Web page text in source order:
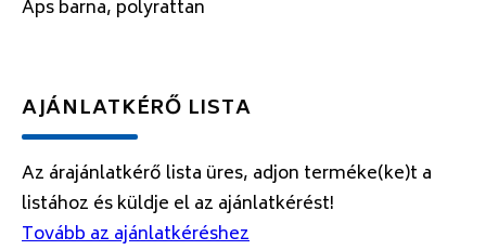
Aps barna, polyrattan
AJÁNLATKÉRŐ LISTA
Az árajánlatkérő lista üres, adjon terméke(ke)t a
listához és küldje el az ajánlatkérést!
Tovább az ajánlatkéréshez